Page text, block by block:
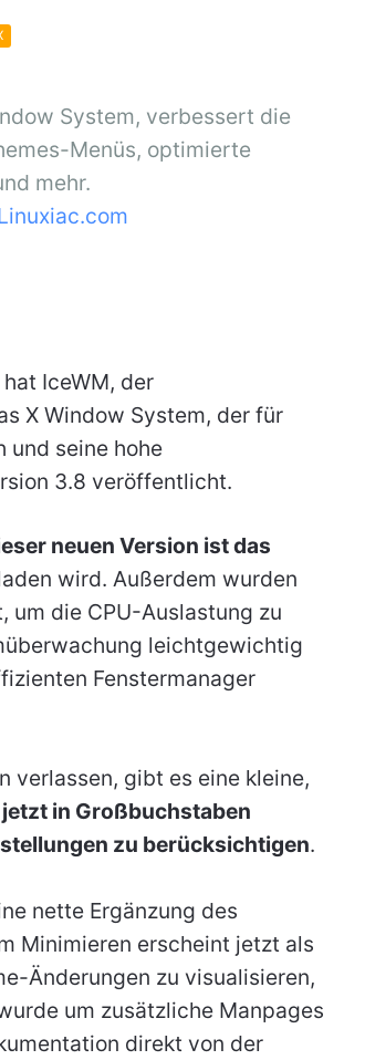
System, verbessert die
Menüs, optimierte
mehr.
IceWM, der
X Window System, der für
und seine hohe
3.8 veröffentlicht.
neuen Version ist das
wird. Außerdem wurden
um die CPU-Auslastung zu
leichtgewichtig
Fenstermanager
verlassen, gibt es eine kleine,
in Großbuchstaben
zu berücksichtigen.
nette Ergänzung des
Minimieren erscheint jetzt als
Änderungen zu visualisieren,
um zusätzliche Manpages
direkt von der